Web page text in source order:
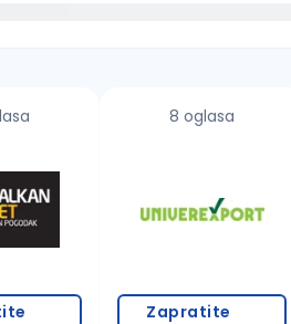
8 oglasa
Zapratite